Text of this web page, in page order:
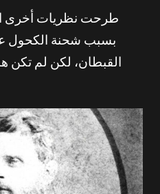
طرحت نظريات أخرى
بسبب شحنة الكحول
القبطان، لكن لم تكن